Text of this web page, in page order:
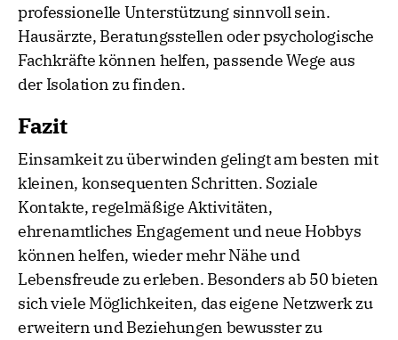
professionelle Unterstützung sinnvoll sein.
Hausärzte, Beratungsstellen oder psychologische
Fachkräfte können helfen, passende Wege aus
der Isolation zu finden.
Fazit
Einsamkeit zu überwinden gelingt am besten mit
kleinen, konsequenten Schritten. Soziale
Kontakte, regelmäßige Aktivitäten,
ehrenamtliches Engagement und neue Hobbys
können helfen, wieder mehr Nähe und
Lebensfreude zu erleben. Besonders ab 50 bieten
sich viele Möglichkeiten, das eigene Netzwerk zu
erweitern und Beziehungen bewusster zu